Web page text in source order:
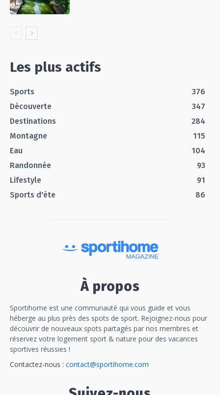
Les plus actifs
Sports
376
Découverte
347
Destinations
284
Montagne
115
Eau
104
Randonnée
93
Lifestyle
91
Sports d'éte
86
À propos
Sportihome est une communauté qui vous guide et vous
héberge au plus près des spots de sport. Rejoignez-nous pour
découvrir de nouveaux spots partagés par nos membres et
réservez votre logement sport & nature pour des vacances
sportives réussies !
Contactez-nous : contact@sportihome.com